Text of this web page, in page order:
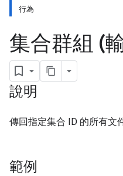
行為
集合群組 (
說明
傳回指定集合 ID 的所有文
範例